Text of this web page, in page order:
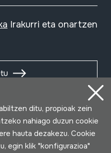
Irakurri eta onartzen
ditu, propioak zein
nahiago duzun cookie
hauta dezakezu. Cookie
egin klik "konfigurazioa"